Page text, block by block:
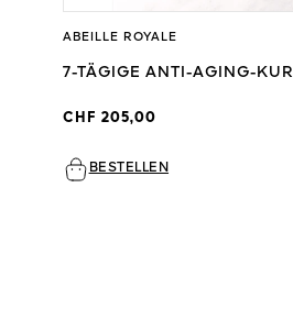
ABEILLE ROYALE
7-TÄGIGE ANTI-AGING-KUR
CHF 205,00
BESTELLEN